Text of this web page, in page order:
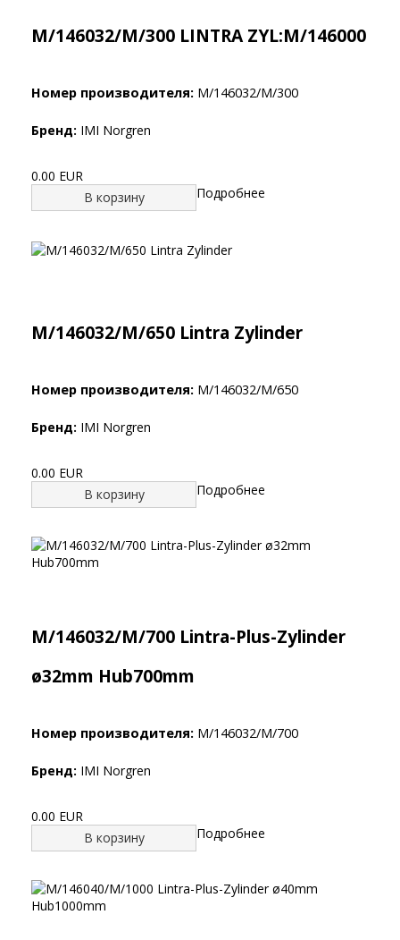
M/146032/M/300 LINTRA ZYL:M/146000
Номер производителя: M/146032/M/300
Бренд: IMI Norgren
0.00 EUR
В корзину
Подробнее
M/146032/M/650 Lintra Zylinder
Номер производителя: M/146032/M/650
Бренд: IMI Norgren
0.00 EUR
В корзину
Подробнее
M/146032/M/700 Lintra-Plus-Zylinder
ø32mm Hub700mm
Номер производителя: M/146032/M/700
Бренд: IMI Norgren
0.00 EUR
В корзину
Подробнее